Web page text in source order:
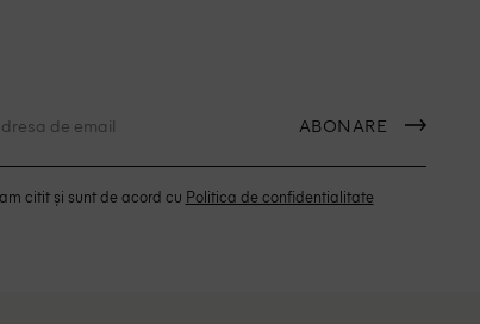
ABONARE
citit și sunt de acord cu Politica de confidentialitate